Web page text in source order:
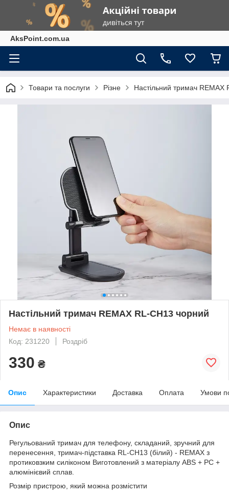
AksPoint.com.ua
Товари та послуги Різне Настільний тримач REMAX
Настільний тримач REMAX RL-CH13 чорний
Немає в наявності
Код: 231220
Роздріб
330 ₴
Опис Характеристики Доставка Оплата Умови
Опис
Регульований тримач для телефону, складаний, зручний для
перенесення, тримач-підставка RL-CH13 (білий) - REMAX з
протиковзким силіконом Виготовлений з матеріалу ABS + PC +
алюмінієвий сплав.
Розмір пристрою, який можна розмістити